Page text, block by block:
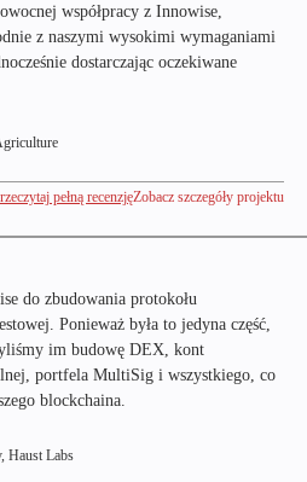
współpracy z Innowise,
z naszymi wysokimi wymaganiami
dostarczając oczekiwane
pełną recenzjęZobacz szczegóły projektu
do zbudowania protokołu
Ponieważ była to jedyna część,
im budowę DEX, kont
portfela MultiSig i wszystkiego, co
blockchaina.
Haust Labs